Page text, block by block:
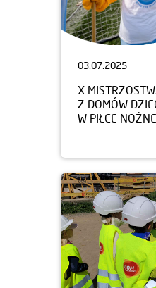
03.07.2025
X
Z DOMÓW
W PIŁCE